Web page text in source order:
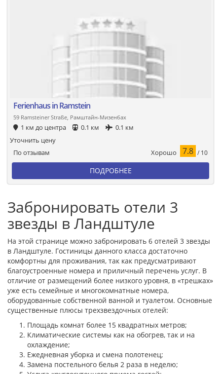
Ferienhaus in Ramstein
59 Ramsteiner Straße, Рамштайн-Мизенбах
1 км до центра 0.1 км 0.1 км
По отзывам Хорошо 7.8 / 10
Уточнить цену
ПОДРОБНЕЕ
Забронировать отели 3
звезды в Ландштуле
На этой странице можно забронировать 6 отелей 3 звезды
в Ландштуле. Гостиницы данного класса достаточно
комфортны для проживания, так как предусматривают
благоустроенные номера и приличный перечень услуг. В
отличие от размещений более низкого уровня, в «трешках»
уже есть семейные и многокомнатные номера,
оборудованные собственной ванной и туалетом. Основные
существенные плюсы трехзвездочных отелей:
Площадь комнат более 15 квадратных метров;
Климатические системы как на обогрев, так и на
охлаждение;
Ежедневная уборка и смена полотенец;
Замена постельного белья 2 раза в неделю;